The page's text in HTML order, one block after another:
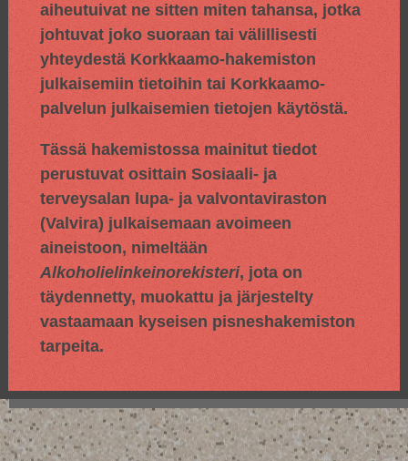
aiheutuivat ne sitten miten tahansa, jotka
johtuvat joko suoraan tai välillisesti
yhteydestä Korkkaamo-hakemiston
julkaisemiin tietoihin tai Korkkaamo-
palvelun julkaisemien tietojen käytöstä.
Tässä hakemistossa mainitut tiedot
perustuvat osittain Sosiaali- ja
terveysalan lupa- ja valvontaviraston
(Valvira) julkaisemaan avoimeen
aineistoon, nimeltään
Alkoholielinkeinorekisteri, jota on
täydennetty, muokattu ja järjestelty
vastaamaan kyseisen pisneshakemiston
tarpeita.